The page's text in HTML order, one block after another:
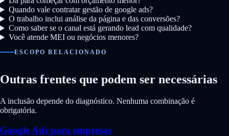
Quando vale contratar gestão de google ads?
O trabalho inclui análise da página e das conversões?
Como saber se o canal está gerando lead com qualidade?
Você atende MEI ou negócios menores?
ESCOPO RELACIONADO
Outras frentes que podem ser necessárias
A inclusão depende do diagnóstico. Nenhuma combinação é
obrigatória.
Google Ads para empresas